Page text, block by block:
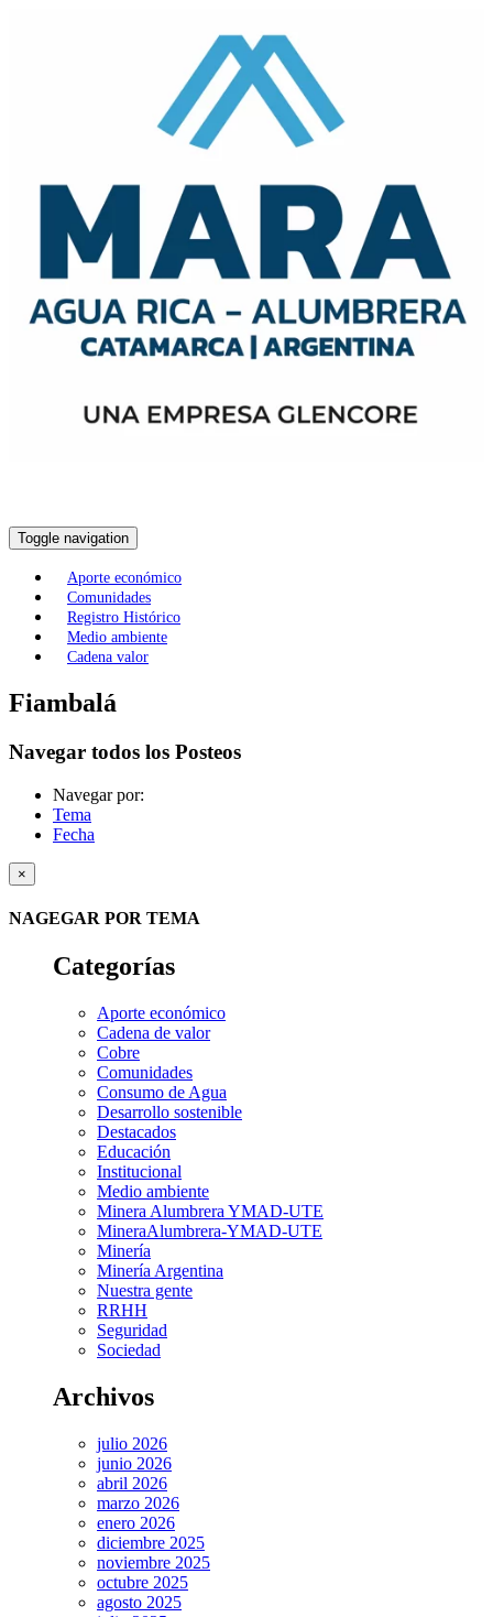
Toggle navigation
Aporte económico
Comunidades
Registro Histórico
Medio ambiente
Cadena valor
Fiambalá
Navegar todos los Posteos
Navegar por:
Tema
Fecha
×
NAGEGAR POR TEMA
Categorías
Aporte económico
Cadena de valor
Cobre
Comunidades
Consumo de Agua
Desarrollo sostenible
Destacados
Educación
Institucional
Medio ambiente
Minera Alumbrera YMAD-UTE
MineraAlumbrera-YMAD-UTE
Minería
Minería Argentina
Nuestra gente
RRHH
Seguridad
Sociedad
Archivos
julio 2026
junio 2026
abril 2026
marzo 2026
enero 2026
diciembre 2025
noviembre 2025
octubre 2025
agosto 2025